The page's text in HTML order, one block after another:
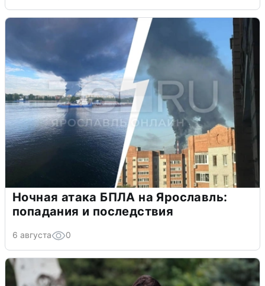
Ночная атака БПЛА на Ярославль:
попадания и последствия
6 августа 0